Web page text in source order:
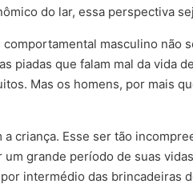
do lar, essa perspectiva
masculino não
piadas que falam mal da vida
Mas os homens, por mais
criança. Esse ser tão
grande período de suas
intermédio das brincadeiras